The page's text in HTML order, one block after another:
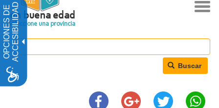
OPCIONES DEACCESIBILIDAD
en buena edad
Seleccione una provincia
Buscar